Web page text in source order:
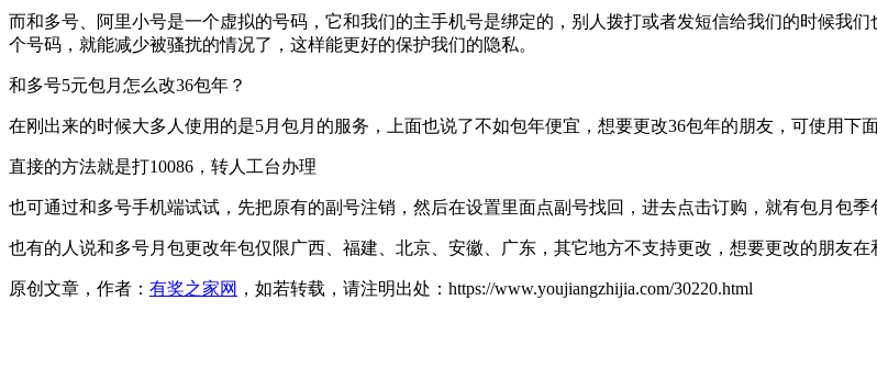
而和多号、阿里小号是一个虚拟的号码，它和我们的主手机号是绑定的，别人拨打或者发短信给我们的时候我
个号码，就能减少被骚扰的情况了，这样能更好的保护我们的隐私。
和多号5元包月怎么改36包年？
在刚出来的时候大多人使用的是5月包月的服务，上面也说了不如包年便宜，想要更改36包年的朋友，可使用下
直接的方法就是打10086，转人工台办理
也可通过和多号手机端试试，先把原有的副号注销，然后在设置里面点副号找回，进去点击订购，就有包月包季
也有的人说和多号月包更改年包仅限广西、福建、北京、安徽、广东，其它地方不支持更改，想要更改的朋友在
原创文章，作者： 有奖之家网 ，如若转载，请注明出处：https://www.youjiangzhijia.com/30220.html